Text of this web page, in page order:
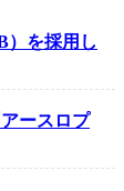
）を採用し
ースロプ